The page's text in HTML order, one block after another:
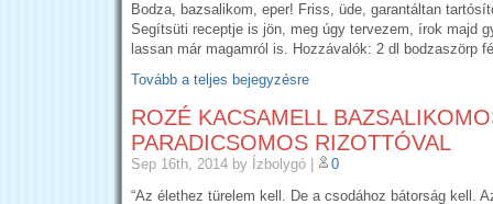
Bodza, bazsalikom, eper! Friss, üde, garantáltan
Segítsüti receptje is jön, meg úgy tervezem, írok majd
lassan már magamról is. Hozzávalók: 2 dl bodzaszörp
Tovább a teljes bejegyzésre
ROZÉ KACSAMELL
PARADICSOMOS RIZOTTÓVAL
Sep 16th, 2014 by Ízbolygó |
0
“Az élethez türelem kell. De a csodához bátorság kell.